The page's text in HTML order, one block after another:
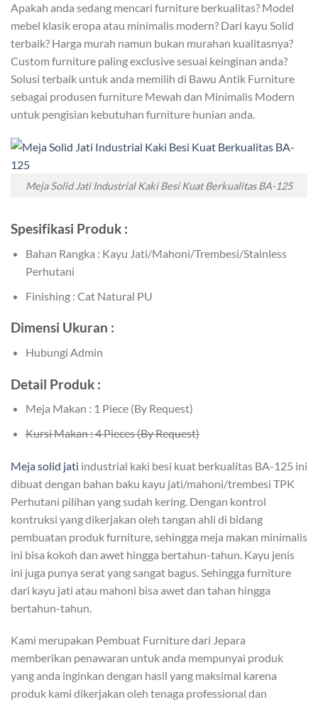
Apakah anda sedang mencari furniture berkualitas? Model
mebel klasik eropa atau minimalis modern? Dari kayu Solid
terbaik? Harga murah namun bukan murahan kualitasnya?
Custom furniture paling exclusive sesuai keinginan anda?
Solusi terbaik untuk anda memilih di Bawu Antik Furniture
sebagai produsen furniture Mewah dan Minimalis Modern
untuk pengisian kebutuhan furniture hunian anda.
Meja Solid Jati Industrial Kaki Besi Kuat Berkualitas BA-125
Spesifikasi Produk :
Bahan Rangka : Kayu Jati/Mahoni/Trembesi/Stainless
Perhutani
Finishing : Cat Natural PU
Dimensi Ukuran :
Hubungi Admin
Detail Produk :
Meja Makan : 1 Piece (By Request)
Kursi Makan : 4 Pieces (By Request)
Meja solid jati industrial kaki besi kuat berkualitas BA-125 ini
dibuat dengan bahan baku kayu jati/mahoni/trembesi TPK
Perhutani pilihan yang sudah kering. Dengan kontrol
kontruksi yang dikerjakan oleh tangan ahli di bidang
pembuatan produk furniture, sehingga meja makan minimalis
ini bisa kokoh dan awet hingga bertahun-tahun. Kayu jenis
ini juga punya serat yang sangat bagus. Sehingga furniture
dari kayu jati atau mahoni bisa awet dan tahan hingga
bertahun-tahun.
Kami merupakan Pembuat Furniture dari Jepara
memberikan penawaran untuk anda mempunyai produk
yang anda inginkan dengan hasil yang maksimal karena
produk kami dikerjakan oleh tenaga professional dan